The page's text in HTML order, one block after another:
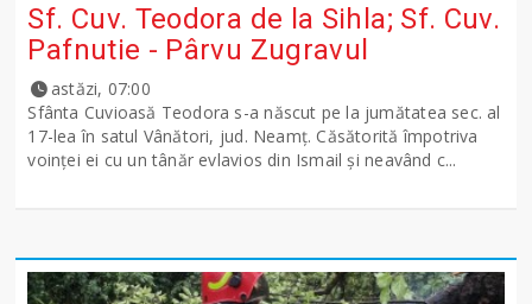
Sf. Cuv. Teodora de la Sihla; Sf. Cuv.
Pafnutie - Pârvu Zugravul
astăzi, 07:00
Sfânta Cuvioasă Teodora s-a născut pe la jumătatea sec. al
17-lea în satul Vânători, jud. Neamţ. Căsătorită împotriva
voinţei ei cu un tânăr evlavios din Ismail şi neavând c...